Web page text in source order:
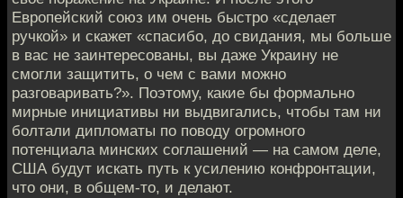
Европейский союз им очень быстро «сделает
ручкой» и скажет «спасибо, до свидания, мы больше
в вас не заинтересованы, вы даже Украину не
смогли защитить, о чем с вами можно
разговаривать?». Поэтому, какие бы формально
мирные инициативы ни выдвигались, чтобы там ни
болтали дипломаты по поводу огромного
потенциала минских соглашений — на самом деле,
США будут искать путь к усилению конфронтации,
что они, в общем-то, и делают.